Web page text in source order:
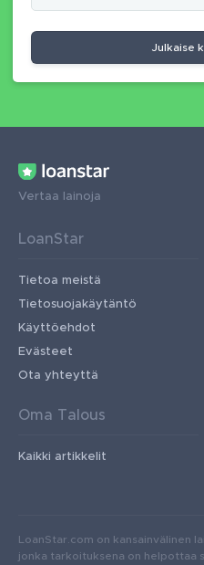
Julkaise
Vertaa lainoja
LoanStar
Tietoa meistä
Tietosuojakäytäntö
Käyttöehdot
Evästeet
Ota yhteyttä
Oma Talous
Kaikki artikkelit
LoanStar.com on kansainvälinen
jonka tarkoituksena on helpottaa